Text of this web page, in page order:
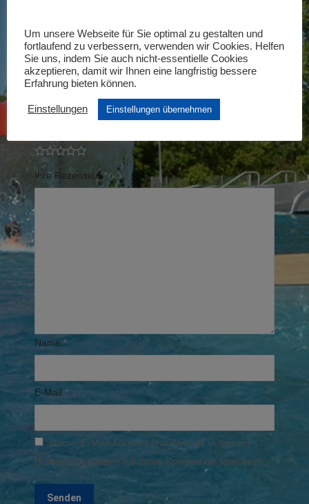
„Abendtarif“
Ihre E-Mail-Adresse wird nicht veröffentlicht.
Erforderliche Felder sind mit*markiert
Ihre Bewertung *
Ihre Rezension*
Name *
E-Mail *
Name, E-Mail-Adresse und Website in diesem
Browser für meinen nächsten Kommentar speichern.
Um unsere Webseite für Sie optimal zu gestalten und
fortlaufend zu verbessern, verwenden wir Cookies. Helfen
Sie uns, indem Sie auch nicht-essentielle Cookies
akzeptieren, damit wir Ihnen eine langfristig bessere
Erfahrung bieten können.
Einstellungen Einstellungen übernehmen